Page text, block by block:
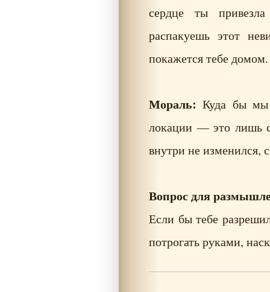
сердце ты
распакуешь этот
покажется тебе домом.
Мораль: Куда бы мы
локации — это лишь
внутри не изменился,
Вопрос для
Если бы тебе
потрогать руками,